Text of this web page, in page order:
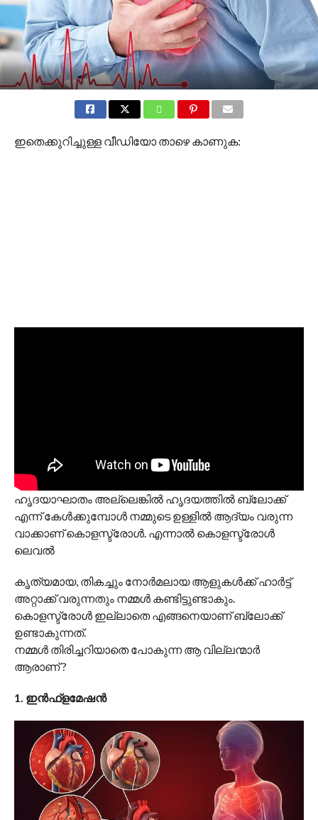
ഇതെക്കുറിച്ചുള്ള വീഡിയോ താഴെ കാണുക:
ഹൃദയാഘാതം അല്ലെങ്കിൽ ഹൃദയത്തിൽ ബ്ലോക്ക്
എന്ന് കേൾക്കുമ്പോൾ നമ്മുടെ ഉള്ളിൽ ആദ്യം വരുന്ന
വാക്കാണ് കൊളസ്ട്രോൾ. എന്നാൽ കൊളസ്ട്രോൾ
ലെവൽ
കൃത്യമായ, തികച്ചും നോർമലായ ആളുകൾക്ക് ഹാർട്ട്
അറ്റാക്ക് വരുന്നതും നമ്മൾ കണ്ടിട്ടുണ്ടാകും.
കൊളസ്ട്രോൾ ഇല്ലാതെ എങ്ങനെയാണ് ബ്ലോക്ക്
ഉണ്ടാകുന്നത്.
നമ്മൾ തിരിച്ചറിയാതെ പോകുന്ന ആ വില്ലന്മാർ
ആരാണ് ?
1. ഇൻഫ്‌ളമേഷൻ